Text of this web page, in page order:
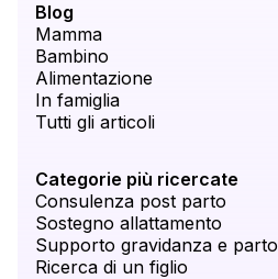
Blog
Mamma
Bambino
Alimentazione
In famiglia
Tutti gli articoli
Categorie più ricercate
Consulenza post parto
Sostegno allattamento
Supporto gravidanza e parto
Ricerca di un figlio